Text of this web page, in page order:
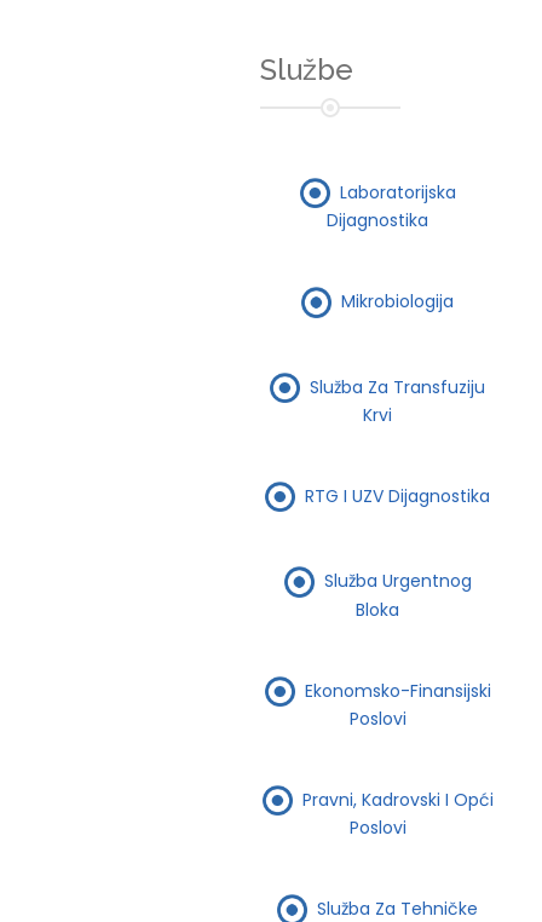
Službe
Laboratorijska
Dijagnostika
Mikrobiologija
Služba Za Transfuziju
Krvi
RTG I UZV Dijagnostika
Služba Urgentnog
Bloka
Ekonomsko-Finansijski
Poslovi
Pravni, Kadrovski I Opći
Poslovi
Služba Za Tehničke